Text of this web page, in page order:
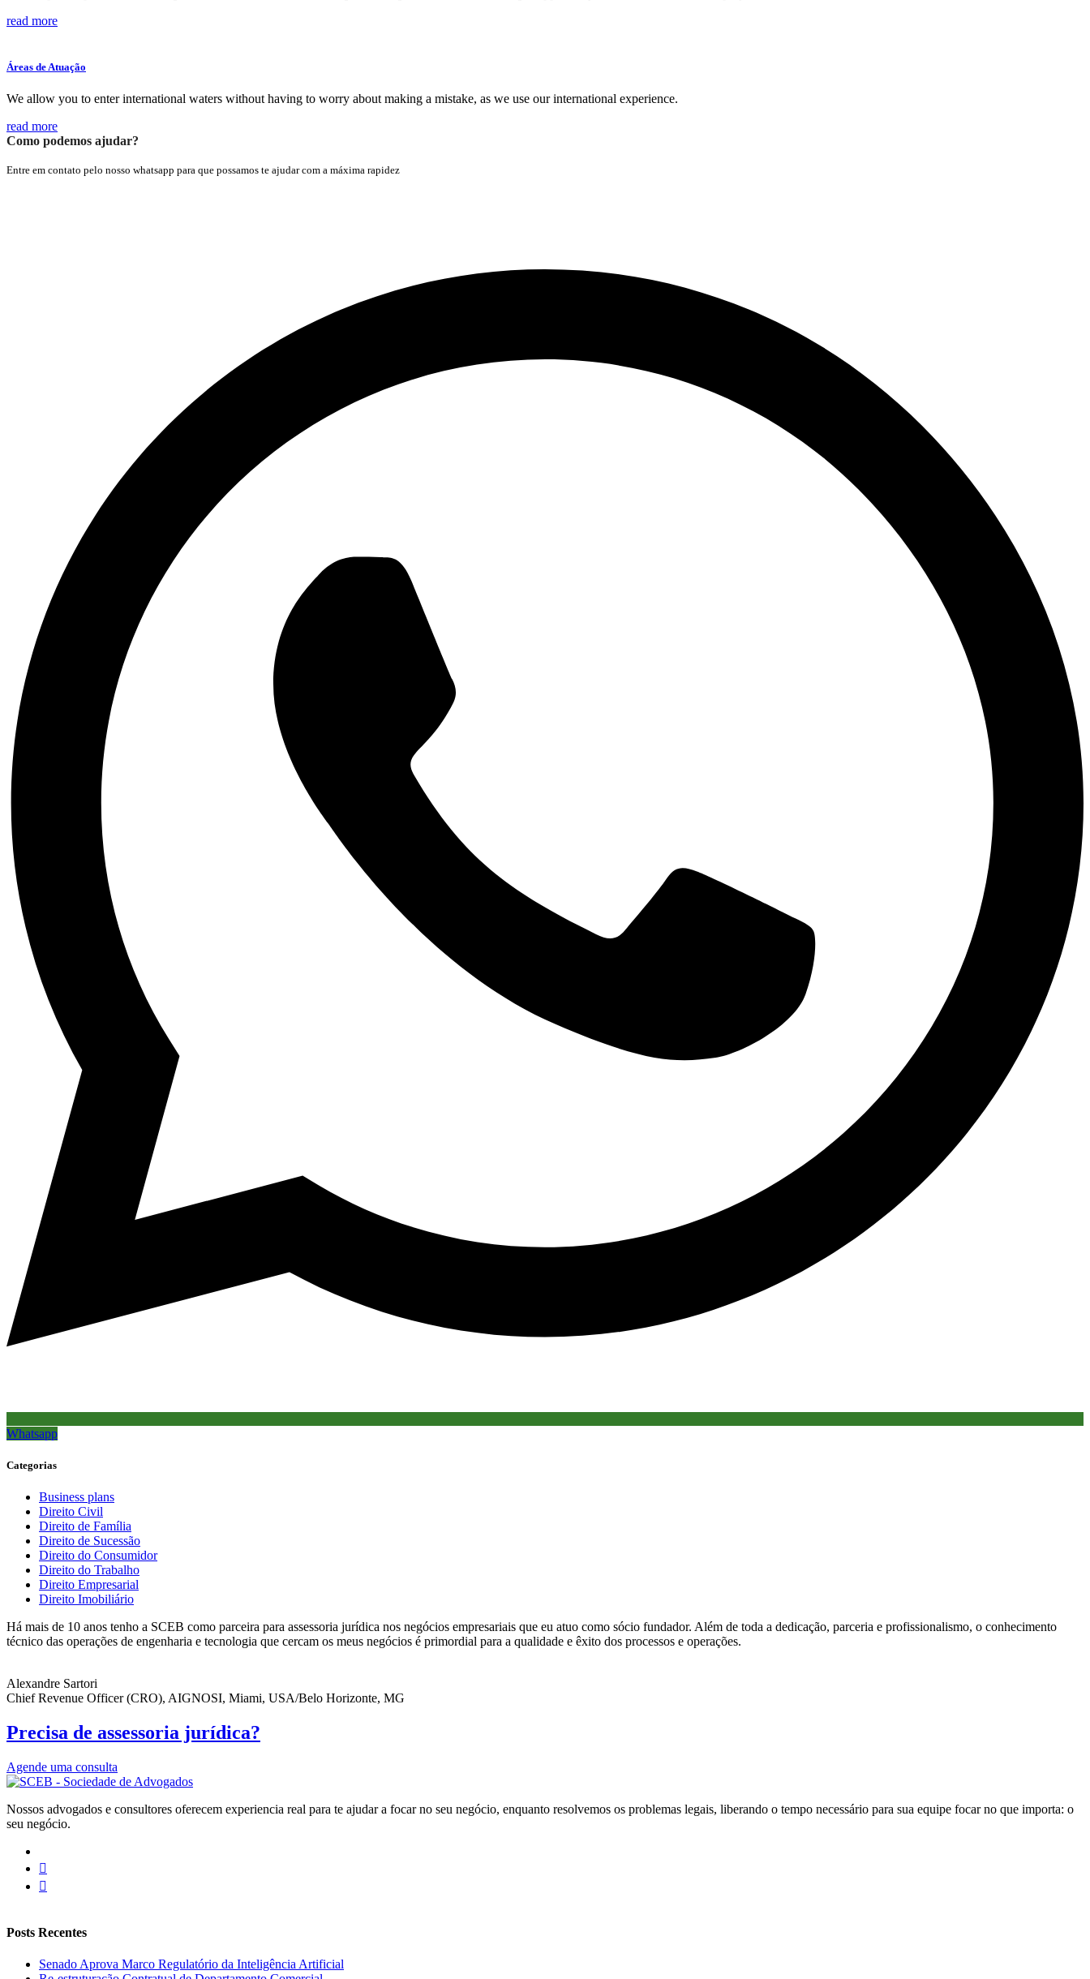
read more
Áreas de Atuação
We allow you to enter international waters without having to worry about making a mistake, as we use our international experience.
read more
Como podemos ajudar?
Entre em contato pelo nosso whatsapp para que possamos te ajudar com a máxima rapidez
Whatsapp
Categorias
Business plans
Direito Civil
Direito de Família
Direito de Sucessão
Direito do Consumidor
Direito do Trabalho
Direito Empresarial
Direito Imobiliário
Há mais de 10 anos tenho a SCEB como parceira para assessoria jurídica nos negócios empresariais que eu atuo como sócio fundador. Além de toda a dedicação, parceria e profissionalismo, o conhecimento
técnico das operações de engenharia e tecnologia que cercam os meus negócios é primordial para a qualidade e êxito dos processos e operações.
Alexandre Sartori
Chief Revenue Officer (CRO), AIGNOSI, Miami, USA/Belo Horizonte, MG
Precisa de assessoria jurídica?
Agende uma consulta
Nossos advogados e consultores oferecem experiencia real para te ajudar a focar no seu negócio, enquanto resolvemos os problemas legais, liberando o tempo necessário para sua equipe focar no que importa: o
seu negócio.
Posts Recentes
Senado Aprova Marco Regulatório da Inteligência Artificial